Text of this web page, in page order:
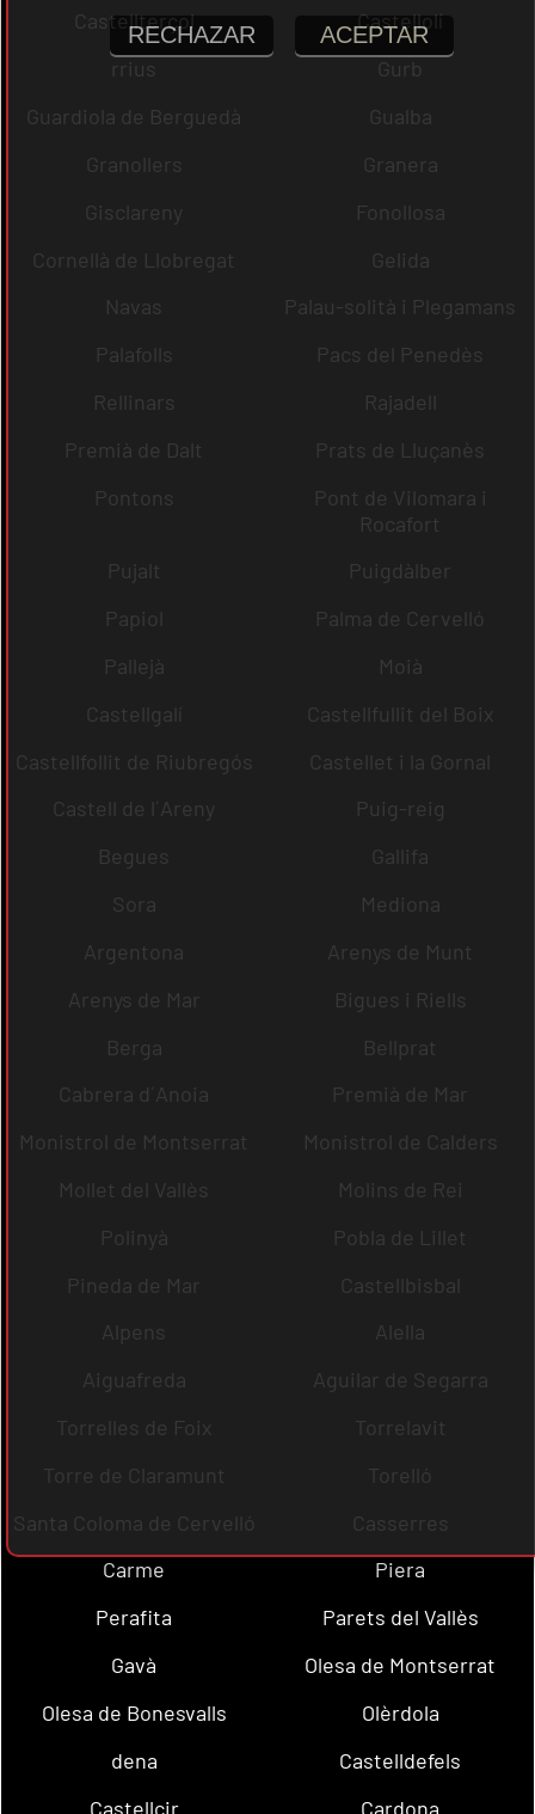
Castellterçol
Castellolí
rrius
Gurb
Guardiola de Berguedà
Gualba
Granollers
Granera
Gisclareny
Fonollosa
Cornellà de Llobregat
Gelida
Navas
Palau-solità i Plegamans
Palafolls
Pacs del Penedès
Rellinars
Rajadell
Premià de Dalt
Prats de Lluçanès
Pontons
Pont de Vilomara i
Rocafort
Pujalt
Puigdàlber
Papiol
Palma de Cervelló
Pallejà
Moià
Castellgalí
Castellfullit del Boix
Castellfollit de Riubregós
Castellet i la Gornal
Castell de l´Areny
Puig-reig
Begues
Gallifa
Sora
Mediona
Argentona
Arenys de Munt
Arenys de Mar
Bigues i Riells
Berga
Bellprat
Cabrera d´Anoia
Premià de Mar
Monistrol de Montserrat
Monistrol de Calders
Mollet del Vallès
Molins de Rei
Polinyà
Pobla de Lillet
Pineda de Mar
Castellbisbal
Alpens
Alella
Aiguafreda
Aguilar de Segarra
Torrelles de Foix
Torrelavit
Torre de Claramunt
Torelló
Santa Coloma de Cervelló
Casserres
Carme
Piera
Perafita
Parets del Vallès
Gavà
Olesa de Montserrat
Olesa de Bonesvalls
Olèrdola
dena
Castelldefels
Castellcir
Cardona
RECHAZAR ACEPTAR